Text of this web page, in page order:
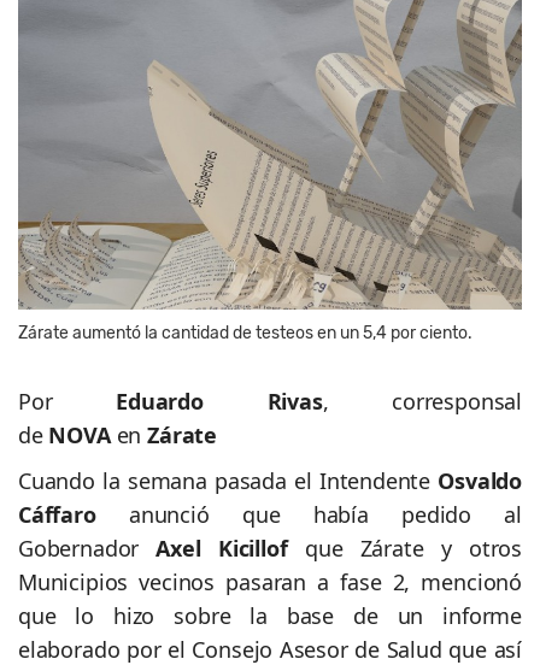
Zárate aumentó la cantidad de testeos en un 5,4 por ciento.
Por Eduardo Rivas, corresponsal
de NOVA enZárate
Cuando la semana pasada el Intendente Osvaldo
Cáffaroanunció que había pedido al
GobernadorAxel Kicillofque Zárate y otros
Municipios vecinos pasaran a fase 2, mencionó
que lo hizo sobre la base de un informe
elaborado por el Consejo Asesor de Salud que así